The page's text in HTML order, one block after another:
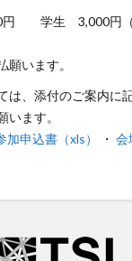
円 学生 3,000円（
願います。
は、添付のご案内に
います。
加申込書（xls） ・ 会